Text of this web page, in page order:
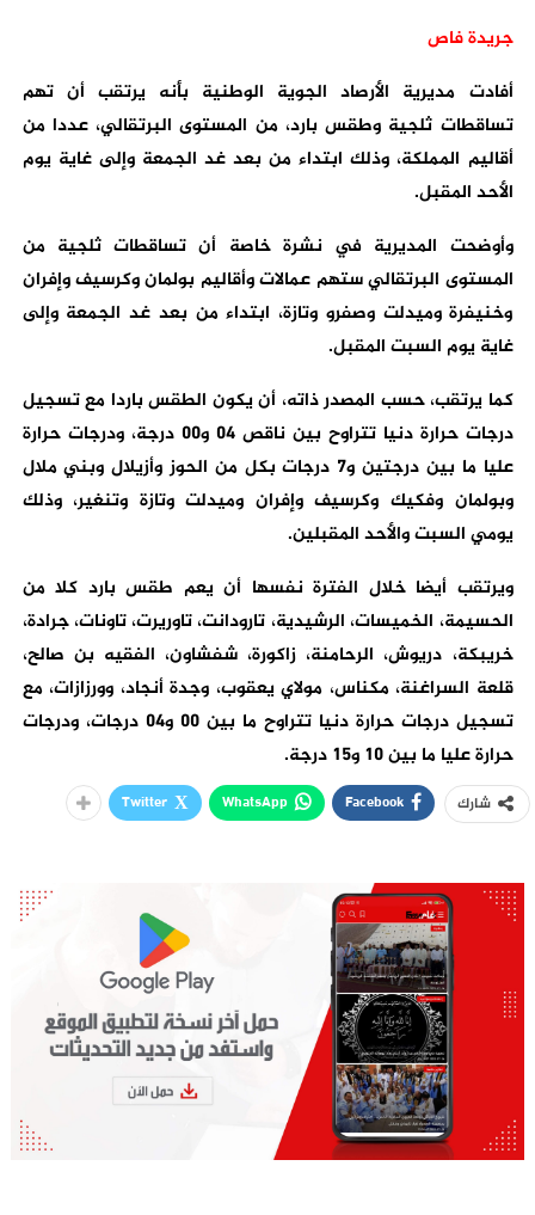
جريدة فاص
أفادت مديرية الأرصاد الجوية الوطنية بأنه يرتقب أن تهم
تساقطات ثلجية وطقس بارد، من المستوى البرتقالي، عددا من
أقاليم المملكة، وذلك ابتداء من بعد غد الجمعة وإلى غاية يوم
الأحد المقبل.
وأوضحت المديرية في نشرة خاصة أن تساقطات ثلجية من
المستوى البرتقالي ستهم عمالات وأقاليم بولمان وكرسيف وإفران
وخنيفرة وميدلت وصفرو وتازة، ابتداء من بعد غد الجمعة وإلى
غاية يوم السبت المقبل.
كما يرتقب، حسب المصدر ذاته، أن يكون الطقس باردا مع تسجيل
درجات حرارة دنيا تتراوح بين ناقص 04 و00 درجة، ودرجات حرارة
عليا ما بين درجتين و7 درجات بكل من الحوز وأزيلال وبني ملال
وبولمان وفكيك وكرسيف وإفران وميدلت وتازة وتنغير، وذلك
يومي السبت والأحد المقبلين.
ويرتقب أيضا خلال الفترة نفسها أن يعم طقس بارد كلا من
الحسيمة، الخميسات، الرشيدية، تارودانت، تاوريرت، تاونات، جرادة،
خريبكة، دريوش، الرحامنة، زاكورة، شفشاون، الفقيه بن صالح،
قلعة السراغنة، مكناس، مولاي يعقوب، وجدة أنجاد، وورزازات، مع
تسجيل درجات حرارة دنيا تتراوح ما بين 00 و04 درجات، ودرجات
حرارة عليا ما بين 10 و15 درجة.
شارك Facebook
WhatsApp
Twitter